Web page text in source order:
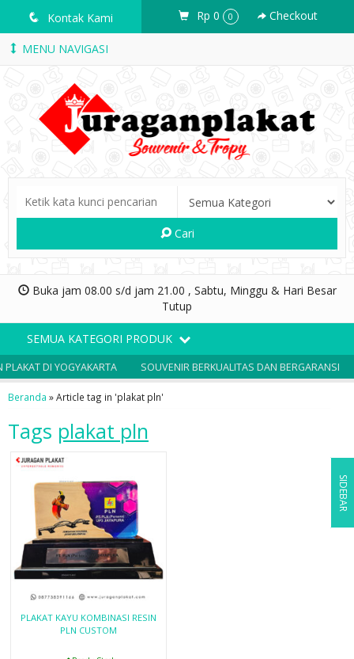
q Kontak Kami Rp 0 0 Checkout
MENU NAVIGASI
Cari
Buka jam 08.00 s/d jam 21.00 , Sabtu, Minggu & Hari Besar
Tutup
SEMUA KATEGORI PRODUK
DI YOGYAKARTA SOUVENIR BERKUALITAS DAN BERGARANSI
Beranda »Article tag in 'plakat pln'
Tags plakat pln
PLAKAT KAYU KOMBINASI RESIN
PLN CUSTOM
SIDEBAR